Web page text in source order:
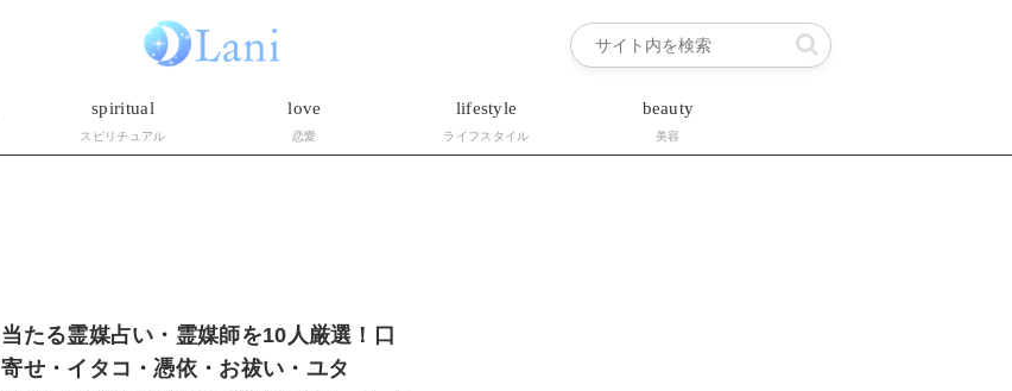
spiritual
スピリチュアル
love
恋愛
lifestyle
ライフスタイル
beauty
美容
当たる霊媒占い・霊媒師を10人厳選！口
寄せ・イタコ・憑依・お祓い・ユタ